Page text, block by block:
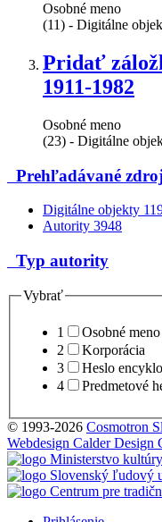
Osobné meno
(11) - Digitálne
Pridať
1911-1982
Osobné meno
(23) - Digitálne
Prehľadávané
Digitálne objekty
Autority 3948
Typ autority
Vybrať
1
Osobné meno
2
Korporácia
3
Heslo
4
Predmetové
© 1993-2026 Cosmotron
Webdesign Calder Design